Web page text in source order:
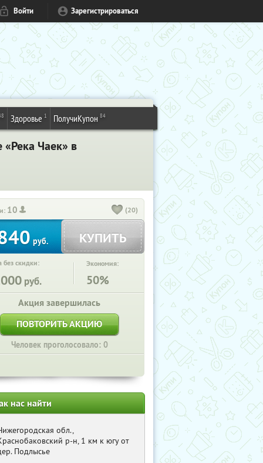
Войти Зарегистрироваться
Здоровье 1 ПолучиКупон 84
Чаек» в
10 (20)
руб. КУПИТЬ
без скидки:
руб.
Экономия:
50%
Акция завершилась
ПОВТОРИТЬ АКЦИЮ
Человек проголосовало: 0
нас найти
обл.,
р-н, 1 км к югу от
Подлысье